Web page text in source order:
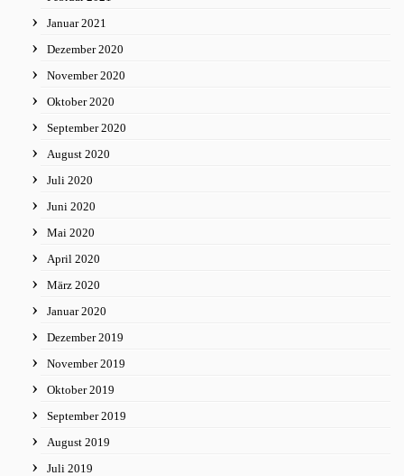
Januar 2021
Dezember 2020
November 2020
Oktober 2020
September 2020
August 2020
Juli 2020
Juni 2020
Mai 2020
April 2020
März 2020
Januar 2020
Dezember 2019
November 2019
Oktober 2019
September 2019
August 2019
Juli 2019